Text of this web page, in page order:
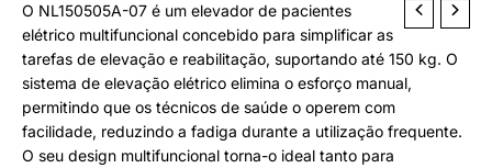
O NL150505A-07 é um elevador de pacientes
elétrico multifuncional concebido para simplificar as
tarefas de elevação e reabilitação, suportando até 150 kg. O
sistema de elevação elétrico elimina o esforço manual,
permitindo que os técnicos de saúde o operem com
facilidade, reduzindo a fadiga durante a utilização frequente.
O seu design multifuncional torna-o ideal tanto para